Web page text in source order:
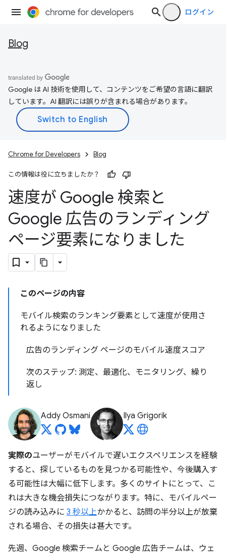
ログイン
Blog
Google は AI 技術を使用して、コンテンツをご希望の言語に翻訳
しています。AI 翻訳には誤りが含まれる場合があります。
Chrome for Developers Blog
この情報は役に立ちましたか？
速度が Google 検索と
Google 広告のランディング
ページ要素になりました
このページの内容
モバイル検索のランキング要素として速度が使用さ
れるようになりました
広告のランディング ページのモバイル速度スコア
次のステップ: 測定、最適化、モニタリング、繰り
返し
Addy Osmani Ilya Grigorik
実際のユーザーがモバイルで遅いエクスペリエンスを経験
すると、探しているものを見つかる可能性や、今後購入す
る可能性は大幅に低下します。多くのサイトにとって、こ
れは大きな機会損失につながります。特に、モバイルペー
ジの読み込みに 3 秒以上かかると、訪問の半分以上が放棄
される場合、その損失は甚大です。
先週、Google 検索チームと Google 広告チームは、ウェ